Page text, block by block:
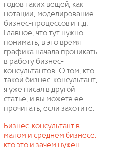
годов таких вещей, как
нотации, моделирование
бизнес-процессов и т.д.
Главное, что тут нужно
понимать, в это время
графика начала проникать
в работу бизнес-
консультантов. О том, кто
такой бизнес-консультант,
я уже писал в другой
статье, и вы можете ее
прочитать, если захотите:
Бизнес-консультант в
малом и среднем бизнесе:
кто это и зачем нужен